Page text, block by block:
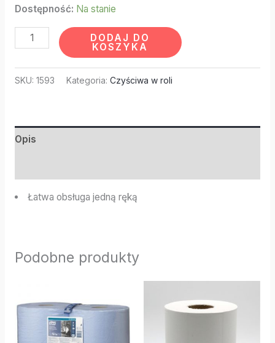
Dostępność: Na stanie
DODAJ DO
KOSZYKA
SKU: 1593 Kategoria: Czyściwa w roli
Opis
Łatwa obsługa jedną ręką
Podobne produkty